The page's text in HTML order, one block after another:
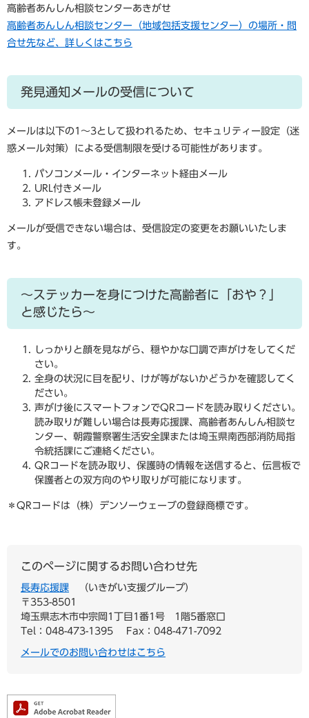
高齢者あんしん相談センターあきがせ
高齢者あんしん相談センター（地域包括支援センター）の場所・問
合せ先など、詳しくはこちら
発見通知メールの受信について
メールは以下の1〜3として扱われるため、セキュリティー設定（迷
惑メール対策）による受信制限を受ける可能性があります。
パソコンメール・インターネット経由メール
URL付きメール
アドレス帳未登録メール
メールが受信できない場合は、受信設定の変更をお願いいたしま
す。
〜ステッカーを身につけた高齢者に「おや？」
と感じたら〜
しっかりと顔を見ながら、穏やかな口調で声がけをしてくだ
さい。
全身の状況に目を配り、けが等がないかどうかを確認してく
ださい。
声がけ後にスマートフォンでQRコードを読み取りください。
読み取りが難しい場合は長寿応援課、高齢者あんしん相談セ
ンター、朝霞警察署生活安全課または埼玉県南西部消防局指
令統括課にご連絡ください。
QRコードを読み取り、保護時の情報を送信すると、伝言板で
保護者との双方向のやり取りが可能になります。
＊QRコードは（株）デンソーウェーブの登録商標です。
このページに関するお問い合わせ先
長寿応援課
いきがい支援グループ
〒353-8501
埼玉県志木市中宗岡1丁目1番1号 1階5番窓口
Tel：048-473-1395
Fax：048-471-7092
メールでのお問い合わせはこちら